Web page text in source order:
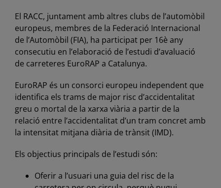
El RACC, juntament amb altres clubs de l’automòbil
europeus, membres de la Federació Internacional
de l’Automòbil (FIA), ha participat per 16è any
consecutiu en l’elaboració de l’estudi d’avaluació
de carreteres EuroRAP a Catalunya.
EuroRAP és un consorci europeu independent que
identifica els trams de major risc d’accidentalitat
greu o mortal de la xarxa viària a partir de la
relació entre l’accidentalitat d’un tram concret amb
la intensitat mitjana diària de trànsit (IMD).
Els objectius principals de l’estudi són:
Oferir a l’usuari una guia del risc de la